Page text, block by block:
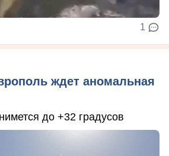
1
ждет аномальная
до +32 градусов